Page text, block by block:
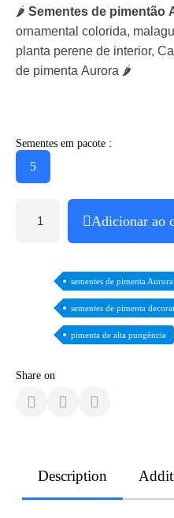
🌶️ Sementes de pimentão
ornamental colorida,
planta perene de interior,
de pimenta Aurora 🌶️
Sementes em pacote :
5
Adicionar ao
sementes de pimenta Aurora
sementes de pimenta
pimenta de alta pungência
Share on
Description